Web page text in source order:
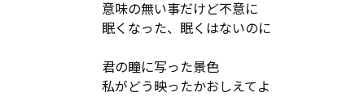
意味の無い事だけど不意に
眠くなった、眠くはないのに
君の瞳に写った景色
私がどう映ったかおしえてよ